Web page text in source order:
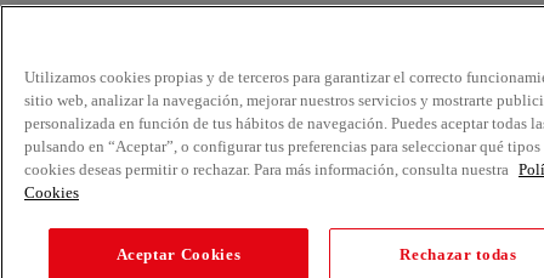
Utilizamos cookies propias y de terceros para garantizar el correcto
sitio web, analizar la navegación, mejorar nuestros servicios y mostrarte
personalizada en función de tus hábitos de navegación. Puedes aceptar todas
pulsando en “Aceptar”, o configurar tus preferencias para seleccionar qué tipos
cookies deseas permitir o rechazar. Para más información, consulta nuestra
Cookies
Aceptar Cookies Rechazar todas